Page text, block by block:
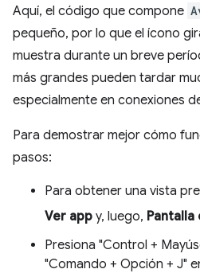
Aquí, el código que compone
pequeño, por lo que el ícono
muestra durante un breve
más grandes pueden tardar
especialmente en conexiones
Para demostrar mejor cómo
pasos:
Para obtener una vista
Ver app y, luego,
Presiona "Control +
"Comando + Opción + J"